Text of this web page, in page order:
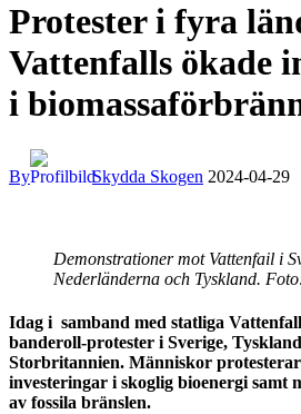
Protester i fyra
Vattenfalls ökade
i
By Skydda Skogen 2024-04-29
Demonstrationer mot Vattenfail i
Nederländerna och Tyskland.
Idag i samband med statliga
banderoll-protester i Sverige,
Storbritannien. Människor
investeringar i skoglig bioenergi samt
av fossila bränslen.